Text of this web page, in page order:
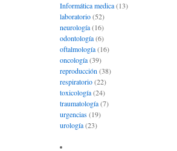
Informática medica(13)
laboratorio(52)
neurología(16)
odontología(6)
oftalmología(16)
oncología(39)
reproducción (38)
respiratorio(22)
toxicología(24)
traumatología(7)
urgencias(19)
urología(23)